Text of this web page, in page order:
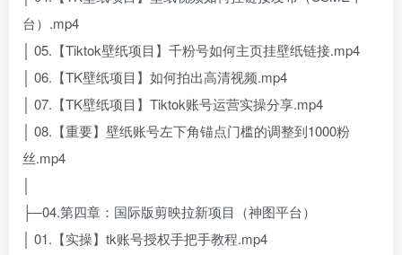
台）.mp4
│ 05.【Tiktok壁纸项目】千粉号如何主页挂壁纸链接.mp4
│ 06.【TK壁纸项目】如何拍出高清视频.mp4
│ 07.【TK壁纸项目】Tiktok账号运营实操分享.mp4
│ 08.【重要】壁纸账号左下角锚点门槛的调整到1000粉
丝.mp4
├─04.第四章：国际版剪映拉新项目（神图平台）
│ 01.【实操】tk账号授权手把手教程.mp4